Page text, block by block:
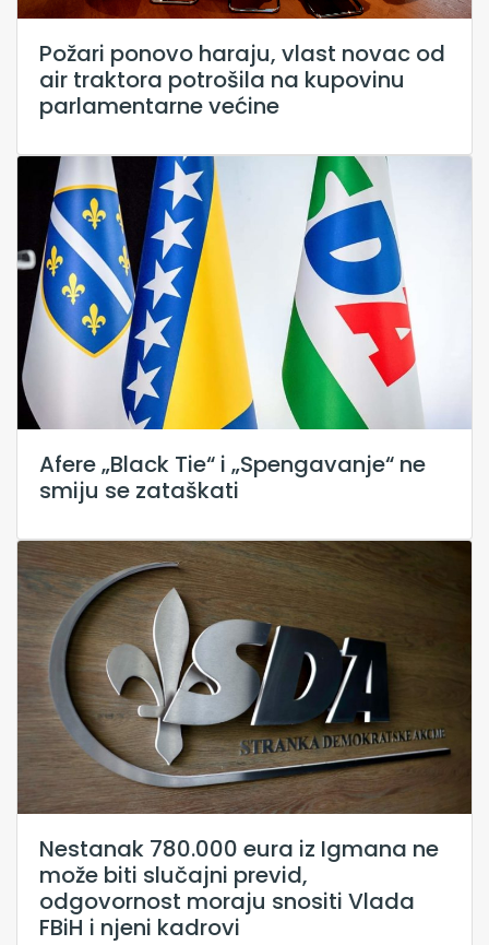
Požari ponovo haraju, vlast novac od
air traktora potrošila na kupovinu
parlamentarne većine
Afere „Black Tie“ i „Spengavanje“ ne
smiju se zataškati
Nestanak 780.000 eura iz Igmana ne
može biti slučajni previd,
odgovornost moraju snositi Vlada
FBiH i njeni kadrovi